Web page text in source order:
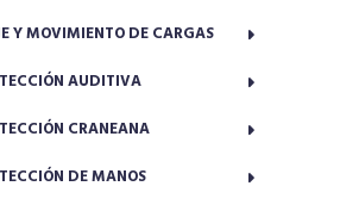
Y MOVIMIENTO DE CARGAS
AUDITIVA
CRANEANA
DE MANOS